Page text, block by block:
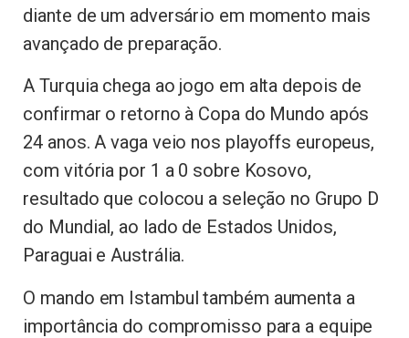
diante de um adversário em momento mais
avançado de preparação.
A Turquia chega ao jogo em alta depois de
confirmar o retorno à Copa do Mundo após
24 anos. A vaga veio nos playoffs europeus,
com vitória por 1 a 0 sobre Kosovo,
resultado que colocou a seleção no Grupo D
do Mundial, ao lado de Estados Unidos,
Paraguai e Austrália.
O mando em Istambul também aumenta a
importância do compromisso para a equipe